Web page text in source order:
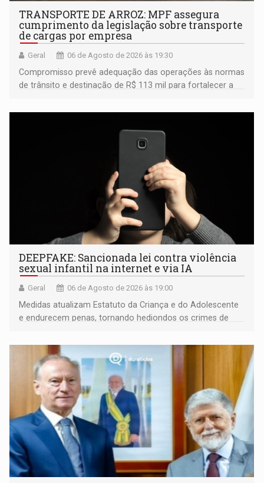
TRANSPORTE DE ARROZ: MPF assegura
cumprimento da legislação sobre transporte
de cargas por empresa
Geral 06 de Agosto de 2026 às 19:30
Compromisso prevê adequação das operações às normas
de trânsito e destinação de R$ 113 mil para fortalecer a
DEEPFAKE: Sancionada lei contra violência
sexual infantil na internet e via IA
Geral 06 de Agosto de 2026 às 19:00
Medidas atualizam Estatuto da Criança e do Adolescente
e endurecem penas, tornando hediondos os crimes de